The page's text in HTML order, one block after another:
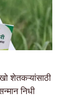
शेतकऱ्यांसाठी
निधी